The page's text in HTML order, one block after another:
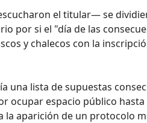
el titular— se
por si el "día de las
y chalecos con la
una lista de supuestas
ocupar espacio público hasta
la aparición de un protocolo